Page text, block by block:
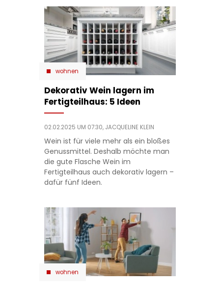
wohnen
Dekorativ Wein lagern im
Fertigteilhaus: 5 Ideen
02.02.2025 UM 07:30, JACQUELINE KLEIN
Wein ist für viele mehr als ein bloßes
Genussmittel. Deshalb möchte man
die gute Flasche Wein im
Fertigteilhaus auch dekorativ lagern –
dafür fünf Ideen.
wohnen